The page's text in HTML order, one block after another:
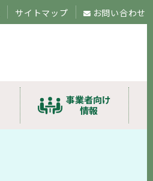
サイトマップ お問い合わせ
事業者向け
情報